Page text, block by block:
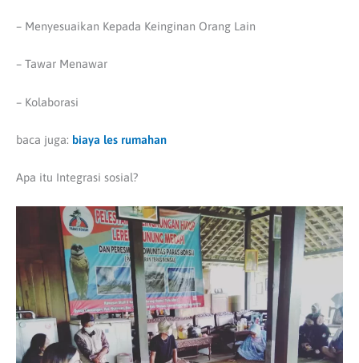
– Menyesuaikan Kepada Keinginan Orang Lain
– Tawar Menawar
– Kolaborasi
baca juga: biaya les rumahan
Apa itu Integrasi sosial?